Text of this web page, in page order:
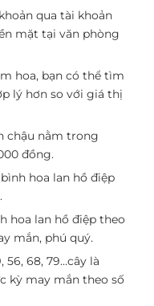
qua tài khoản
mặt tại văn phòng
hoa, bạn có thể tìm
lý hơn so với giá thị
chậu nằm trong
đồng.
hoa lan hồ điệp
hoa lan hồ điệp theo
mắn, phú quý.
56, 68, 79…cây là
kỳ may mắn theo số